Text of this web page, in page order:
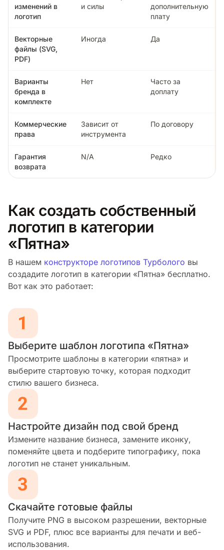
изменений в
логотип
и силы
дополнительную
плату
Векторные
файлы (SVG,
PDF)
Иногда Да
Варианты
бренда в
комплекте
Нет
Часто за
доплату
Коммерческие
права
Зависит от
инструмента
По договору
Гарантия
возврата
N/A Редко
Как создать собственный
логотип в категории
«Пятна»
В нашем конструкторе логотипов Турболого вы
создадите логотип в категории «Пятна» бесплатно.
Вот как это работает:
Выберите шаблон логотипа «Пятна»
Просмотрите шаблоны в категории «пятна» и
выберите стартовую точку, которая подходит
стилю вашего бизнеса.
Настройте дизайн под свой бренд
Измените название бизнеса, замените иконку,
поменяйте цвета и подберите типографику, пока
логотип не станет уникальным.
Скачайте готовые файлы
Получите PNG в высоком разрешении, векторные
SVG и PDF, плюс все варианты для печати и веб-
использования.